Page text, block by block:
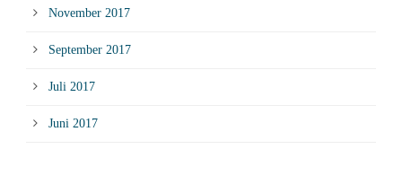
November 2017
September 2017
Juli 2017
Juni 2017